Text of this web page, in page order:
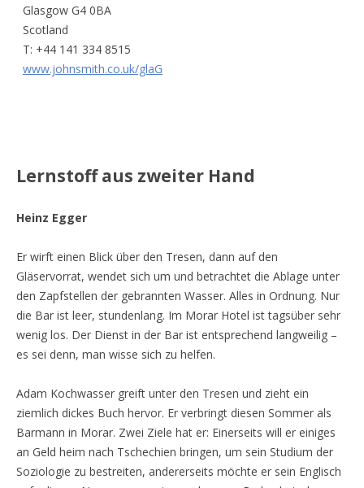
Glasgow G4 0BA
Scotland
T: +44 141 334 8515
www.johnsmith.co.uk/glaG
Lernstoff aus zweiter Hand
Heinz Egger
Er wirft einen Blick über den Tresen, dann auf den
Gläservorrat, wendet sich um und betrachtet die Ablage unter
den Zapfstellen der gebrannten Wasser. Alles in Ordnung. Nur
die Bar ist leer, stundenlang. Im Morar Hotel ist tagsüber sehr
wenig los. Der Dienst in der Bar ist entsprechend langweilig –
es sei denn, man wisse sich zu helfen.
Adam Kochwasser greift unter den Tresen und zieht ein
ziemlich dickes Buch hervor. Er verbringt diesen Sommer als
Barmann in Morar. Zwei Ziele hat er: Einerseits will er einiges
an Geld heim nach Tschechien bringen, um sein Studium der
Soziologie zu bestreiten, andererseits möchte er sein Englisch